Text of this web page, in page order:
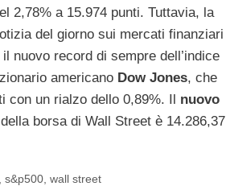
2,78% a 15.974 punti. Tuttavia, la
del giorno sui mercati finanziari
il nuovo record di sempre dell’indice
americano Dow Jones, che
con un rialzo dello 0,89%. Il nuovo
borsa di Wall Street è 14.286,37
,s&p500 ,wall street